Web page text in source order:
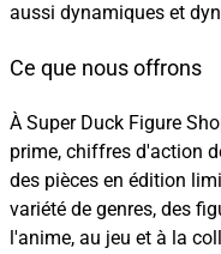
aussi dynamiques et
Ce que nous offrons
À Super Duck Figure
prime, chiffres d'action
des pièces en édition
variété de genres, des
l'anime, au jeu et à la